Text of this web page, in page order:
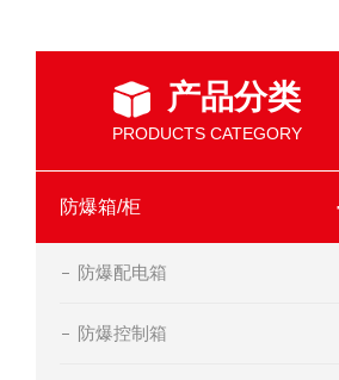
产品分类
PRODUCTS CATEGORY
防爆箱/柜
防爆配电箱
防爆控制箱